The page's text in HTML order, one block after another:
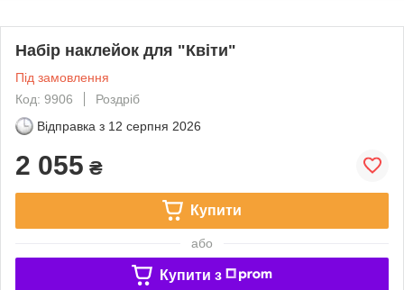
Набір наклейок для "Квіти"
Під замовлення
Код: 9906
Роздріб
Відправка з 12 серпня 2026
2 055 ₴
Купити
або
Купити з